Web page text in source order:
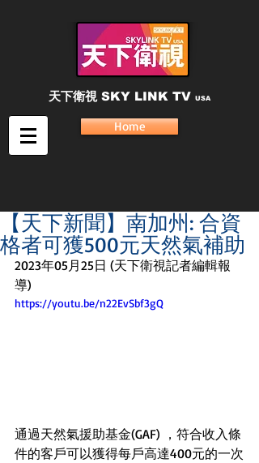
天下衛視 SKY LINK TV USA
Home
【天下新聞】南加州: 合資
格者可獲500元天然氣補助
2023年05月25日 (天下衛視記者編輯報
導)
https://youtu.be/n22EvSbf3gQ
通過天然氣援助基金(GAF) ，符合收入條
件的客戶可以獲得每戶高達400元的一次